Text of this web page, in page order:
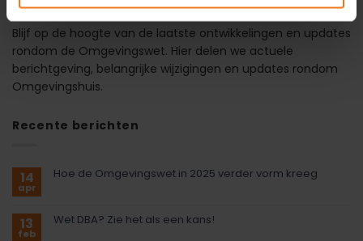
Blijf op de hoogte van de laatste ontwikkelingen en updates
rondom de Omgevingswet. Hier delen we actuele
berichtgeving, belangrijke wijzigingen en updates rondom
Omgevingshuis.
Recente berichten
14
apr
Hoe de Omgevingswet in 2025 verder vorm kreeg
13
feb
Wet DBA? Zie het als een kans!